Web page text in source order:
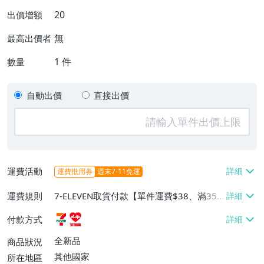
出價增額 20
最高出價者 無
數量 1 件
自動出價 直接出價
運費活動 運費抵用券 週末7-11免運
運費規則
7-ELEVEN取貨付款【單件運費$38、滿35
件或消費滿$900免運費】、萊爾富取貨付
款【單件運費$60、滿10件或消費滿$999
免運費】
付款方式
商品狀況
全新品
所在地區
其他國家